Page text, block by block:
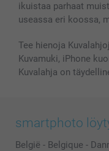
ikuistaa parhaat
useassa eri koossa,
Tee hienoja
Kuvamuki, iPhone
Kuvalahja on
smartphoto
België - Belgique -